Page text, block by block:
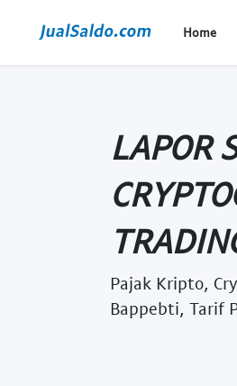
Home
LAPOR
Pajak Kripto,
Bappebti, Tarif